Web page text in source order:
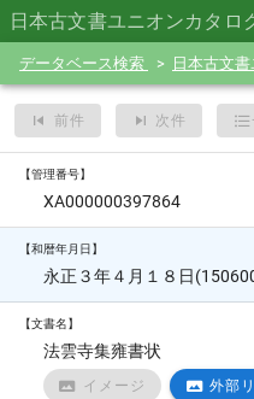
日本古文書ユニオンカタロ
データベース検索 日本古文
前件 次件
【管理番号】
XA000000397864
【和暦年月日】
永正３年４月１８日
【文書名】
法雲寺集雍書状
イメージ 外部